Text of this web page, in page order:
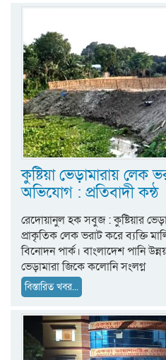
কুষ্টিয়া ভেড়ামারায় লেক
অভিযোগ : প্রতিবাদী কন্ঠ
রেদোয়ানুল হক সবুজ : কুষ্টিয়ার
প্রাকৃতিক লেক ভরাট করে ব্যক্তি
বিনোদন পার্ক। বাংলাদেশ পানি
ভেড়ামারা জিকে কলোনি সংলগ্ন
বিস্তারিত খবর...